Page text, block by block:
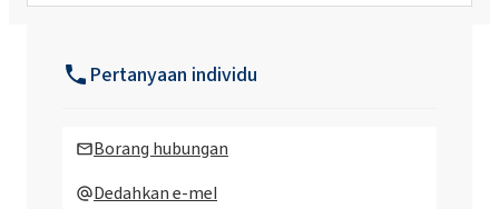
Roflam B7V
Pertanyaan individu
Borang hubungan
Dedahkan e-mel